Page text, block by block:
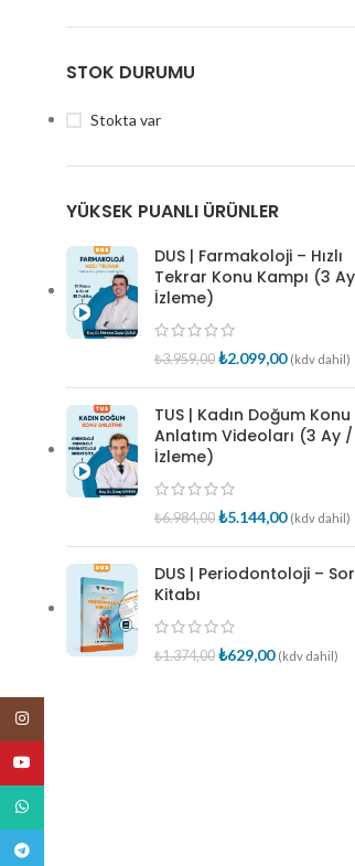
STOK DURUMU
Stokta var
YÜKSEK PUANLI ÜRÜNLER
DUS | Farmakoloji – Hızlı
Tekrar Konu Kampı (3
İzleme)
₺3.959,00 ₺2.099,00 (kdv dahil)
TUS | Kadın Doğum Konu
Anlatım Videoları (3 Ay
İzleme)
₺6.984,00 ₺5.144,00 (kdv dahil)
DUS | Periodontoloji –
Kitabı
₺1.374,00 ₺629,00 (kdv dahil)